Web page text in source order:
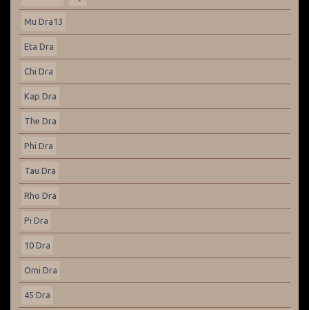
Mu Dra13
Eta Dra
Chi Dra
Kap Dra
The Dra
Phi Dra
Tau Dra
Rho Dra
Pi Dra
10 Dra
Omi Dra
45 Dra